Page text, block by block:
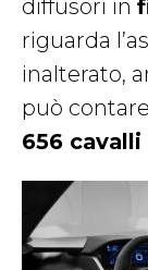
diffusori in
riguarda
inalterato,
può
656